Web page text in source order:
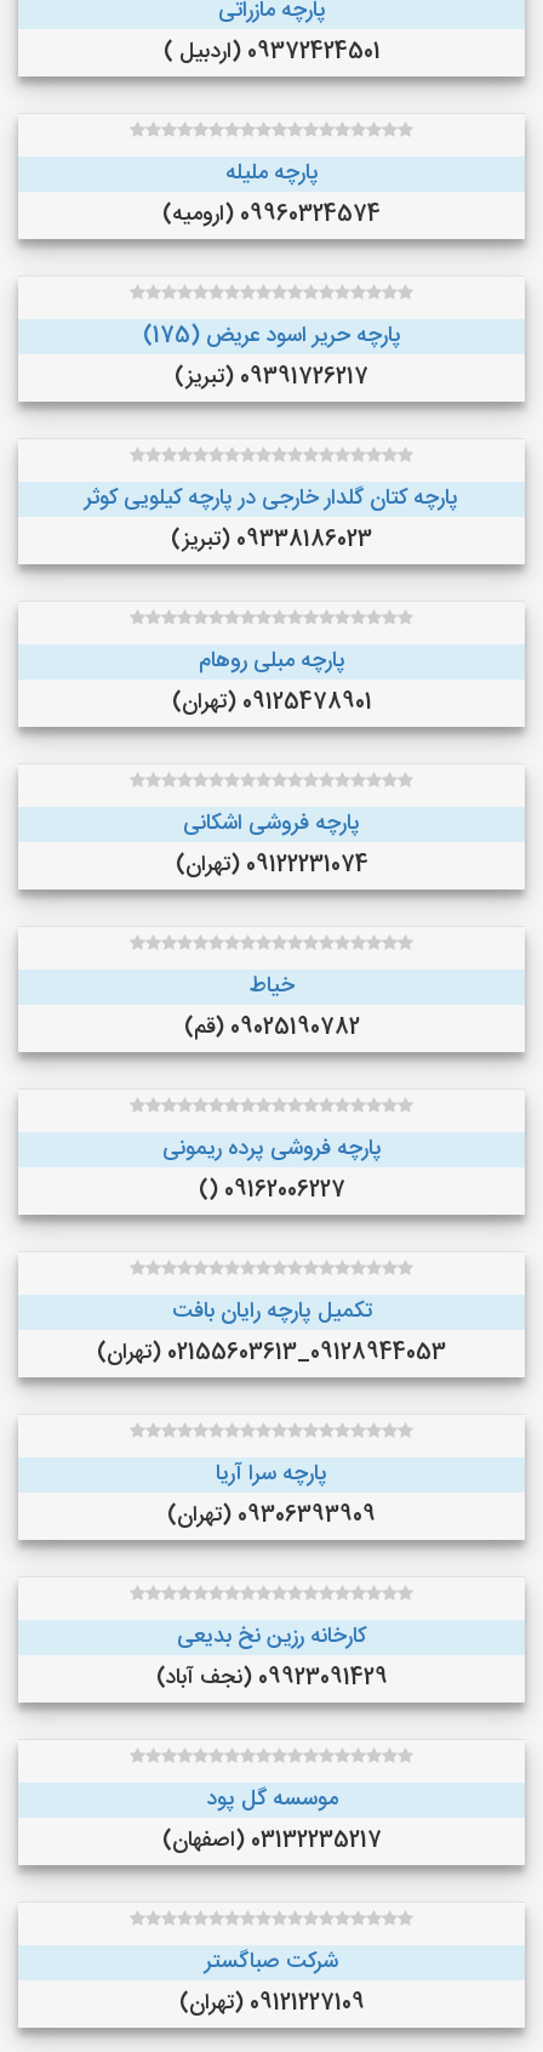
پارچه مازراتی
09372424501 (اردبیل )
پارچه ملیله
09960324574 (ارومیه)
پارچه حریر اسود عریض (175)
09391726217 (تبریز)
پارچه کتان گلدار خارجی در پارچه کیلویی کوثر
09338186023 (تبریز)
پارچه مبلی روهام
09125478901 (تهران)
پارچه فروشی اشکانی
09122231074 (تهران)
خیاط
09025190782 (قم)
پارچه فروشی پرده ریمونی
09162006227 ()
تکمیل پارچه رایان بافت
09128944053_02155603613 (تهران)
پارچه سرا آریا
09306393909 (تهران)
کارخانه رزین نخ بدیعی
09923091429 (نجف‌ آباد)
موسسه گل پود
03132235217 (اصفهان)
شرکت صباگستر
09121227109 (تهران)